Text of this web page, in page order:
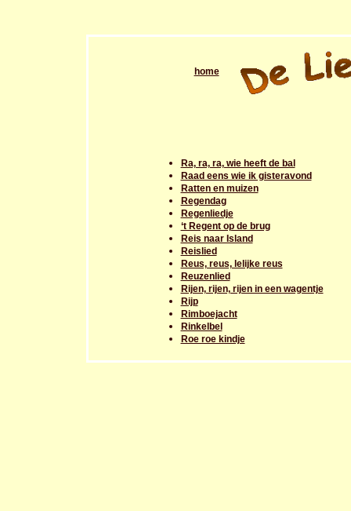
home
Ra, ra, ra, wie heeft de bal
Raad eens wie ik gisteravond
Ratten en muizen
Regendag
Regenliedje
‘t Regent op de brug
Reis naar Island
Reislied
Reus, reus, lelijke reus
Reuzenlied
Rijen, rijen, rijen in een wagentje
Rijp
Rimboejacht
Rinkelbel
Roe roe kindje